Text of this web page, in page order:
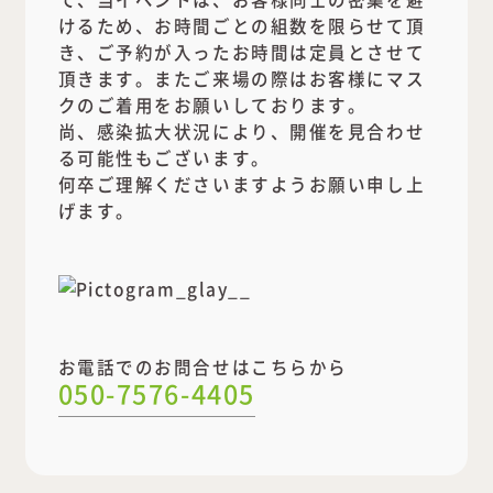
けるため、お時間ごとの組数を限らせて頂
き、ご予約が入ったお時間は定員とさせて
頂きます。またご来場の際はお客様にマス
クのご着用をお願いしております。
尚、感染拡大状況により、開催を見合わせ
る可能性もございます。
何卒ご理解くださいますようお願い申し上
げます。
お電話でのお問合せはこちらから
050-7576-4405